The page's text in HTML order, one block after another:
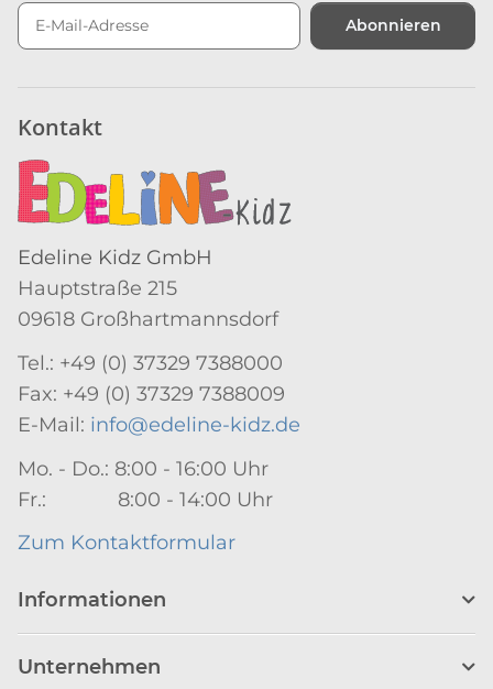
Abonnieren
Kontakt
Edeline Kidz GmbH
Hauptstraße 215
09618 Großhartmannsdorf
Tel.: +49 (0) 37329 7388000
Fax: +49 (0) 37329 7388009
E-Mail: info@edeline-kidz.de
Mo. - Do.: 8:00 - 16:00 Uhr
Fr.: 8:00 - 14:00 Uhr
Zum Kontaktformular
Informationen
Unternehmen